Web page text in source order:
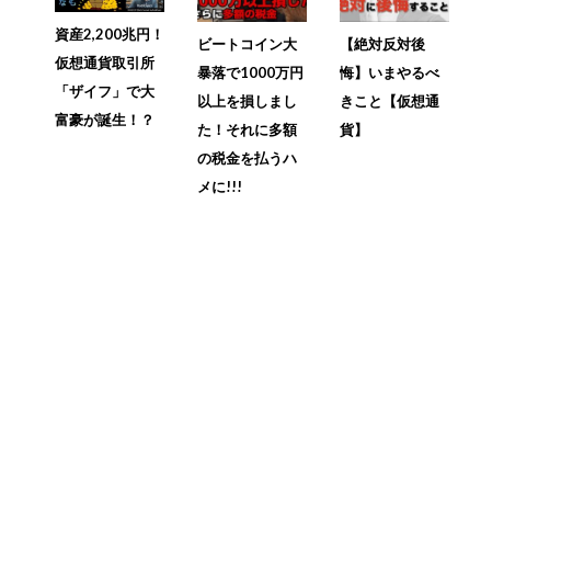
資産2,200兆円！
仮想通貨取引所
「ザイフ」で大
富豪が誕生！？
ビートコイン大
暴落で1000万円
以上を損しまし
た！それに多額
の税金を払うハ
メに!!!
【絶対反対後
悔】いまやるべ
きこと【仮想通
貨】